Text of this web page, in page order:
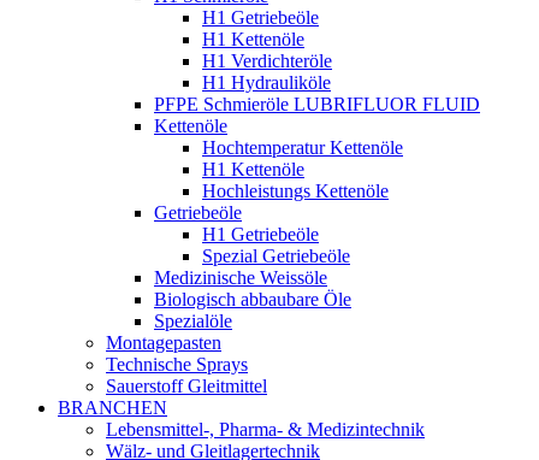
H1 Getriebeöle
H1 Kettenöle
H1 Verdichteröle
H1 Hydrauliköle
PFPE Schmieröle LUBRIFLUOR FLUID
Kettenöle
Hochtemperatur Kettenöle
H1 Kettenöle
Hochleistungs Kettenöle
Getriebeöle
H1 Getriebeöle
Spezial Getriebeöle
Medizinische Weissöle
Biologisch abbaubare Öle
Spezialöle
Montagepasten
Technische Sprays
Sauerstoff Gleitmittel
BRANCHEN
Lebensmittel-, Pharma- & Medizintechnik
Wälz- und Gleitlagertechnik